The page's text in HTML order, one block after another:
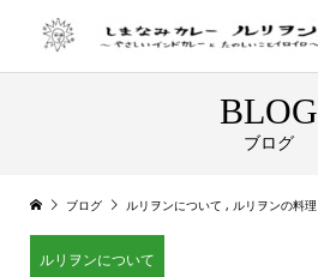
BLOG
ブログ
ブログ ルリヲンについて , ルリヲンの料理
ルリヲンについて